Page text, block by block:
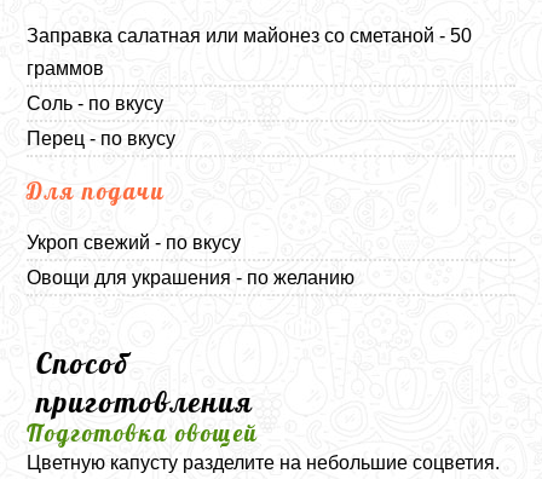
Заправка салатная или майонез со сметаной - 50
граммов
Соль - по вкусу
Перец - по вкусу
Для подачи
Укроп свежий - по вкусу
Овощи для украшения - по желанию
Способ
приготовления
Подготовка овощей
Цветную капусту разделите на небольшие соцветия.